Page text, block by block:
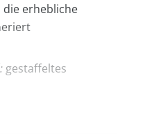
die erhebliche
gestaffeltes